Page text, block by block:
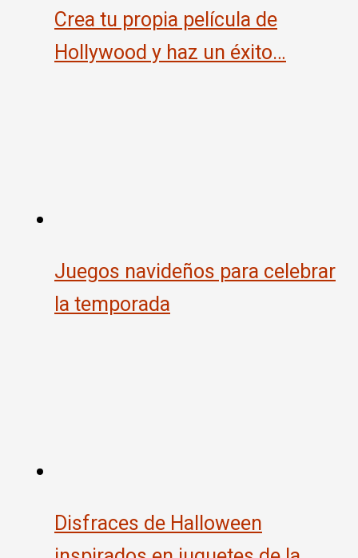
Crea tu propia película de
Hollywood y haz un éxito…
Juegos navideños para celebrar
la temporada
Disfraces de Halloween